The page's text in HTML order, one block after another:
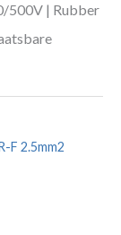
500V | Rubber
F 2.5mm2